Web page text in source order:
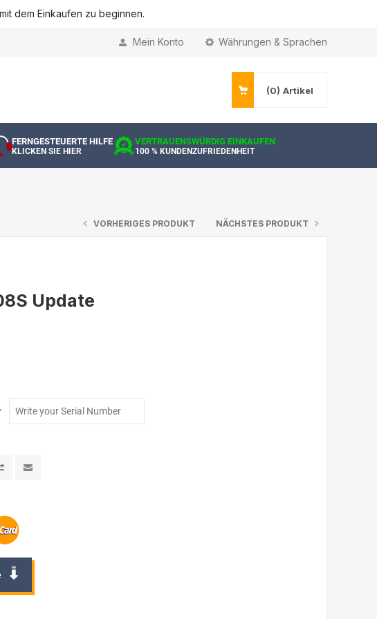
dem Einkaufen zu beginnen.
Währungen & Sprachen
Mein Konto
(0) Artikel
FERNGESTEUERTE HILFE
KLICKEN SIE HIER
VERTRAUENSWÜRDIG EINKAUFEN
100 % KUNDENZUFRIEDENHEIT
VORHERIGES PRODUKT NÄCHSTES PRODUKT
Update